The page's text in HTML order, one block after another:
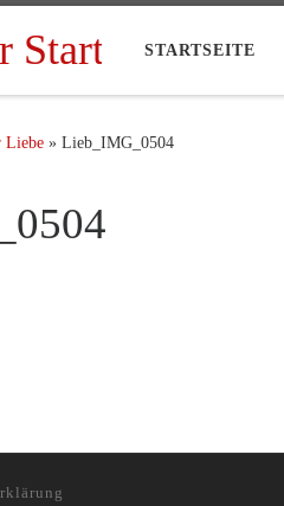
STARTSEITE
Liebe » Lieb_IMG_0504